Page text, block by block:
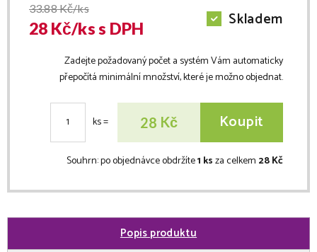
33.88Kč/ks
28 Kč/kss DPH Skladem
Zadejte požadovaný počet a systém Vám automaticky
přepočítá minimální množství, které je možno objednat.
ks= 28 Kč Koupit
Souhrn:po objednávce obdržíte1 ksza celkem 28 Kč
Popis produktu